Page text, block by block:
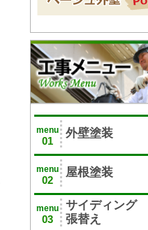
menu
01
外壁塗装
menu
02
屋根塗装
menu
03
サイディング
張替え